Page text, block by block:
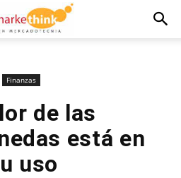
Finanzas
de las
está en
uso